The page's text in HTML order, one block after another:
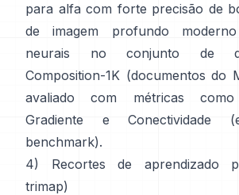
para alfa com forte precisão de
de imagem profundo
neurais no conjunto de
Composition-1K (documentos do
avaliado com métricas como
Gradiente e Conectividade (
benchmark).
4) Recortes de aprendizado
trimap)